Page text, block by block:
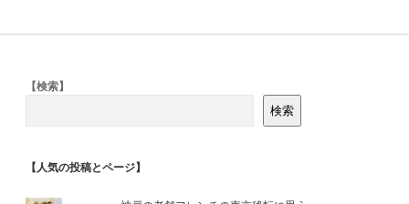
Sidebar
【検索】
検索
【人気の投稿とページ】